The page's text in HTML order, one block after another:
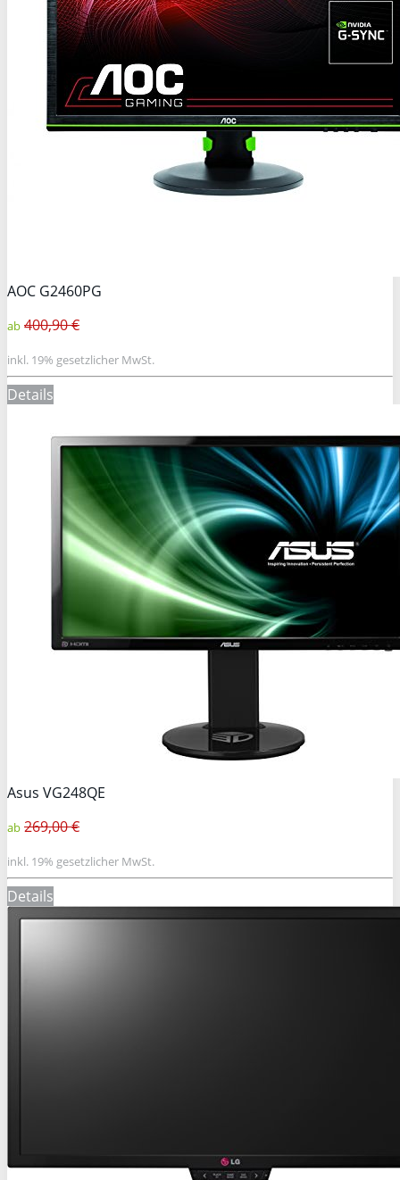
AOC G2460PG
ab 400,90 €
inkl. 19% gesetzlicher MwSt.
Details
Asus VG248QE
ab 269,00 €
inkl. 19% gesetzlicher MwSt.
Details